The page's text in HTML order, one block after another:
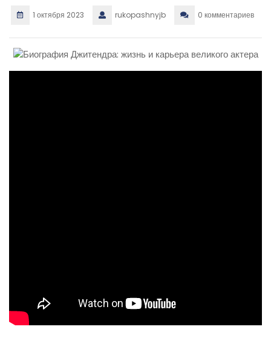
1 октября 2023 rukopashnyjb 0 комментариев